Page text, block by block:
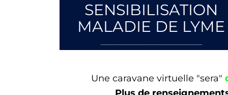
SENSIBILISATION
MALADIE DE LYME
Une caravane virtuelle "sera"